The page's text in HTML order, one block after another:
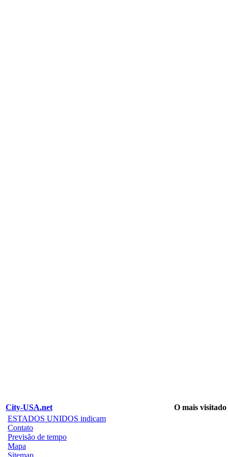
City-USA.net
O mais visitado
ESTADOS UNIDOS indicam
Contato
Previsão de tempo
Mapa